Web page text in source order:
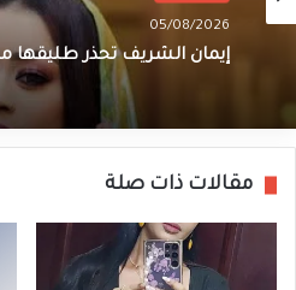
05/08/2026
إيمان الشريف تحذر طليقها
مقالات ذات صلة